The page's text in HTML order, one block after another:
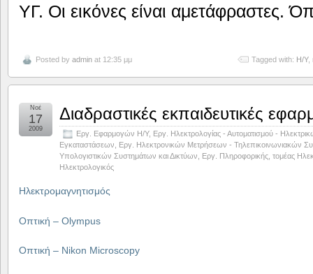
ΥΓ. Οι εικόνες είναι αμετάφραστες.
Posted by admin at 12:35 μμ Tagged with: Η/Υ,
Διαδραστικές εκπαιδευτικές
Εργ. Εφαρμογών Η/Υ, Εργ. Ηλεκτρολογίας - Αυτοματισμού -
Εγκαταστάσεων
Εργ. Ηλεκτρονικών Μετρήσεων - Τηλεπικοινωνιακών
Υπολογιστικών Συστημάτων και Δικτύων
Εργ. Πληροφορικής τομέας
Ηλεκτρολογικός
Νοέ
17
2009
Ηλεκτρομαγνητισμός
Οπτική – Olympus
Οπτική – Nikon Microscopy